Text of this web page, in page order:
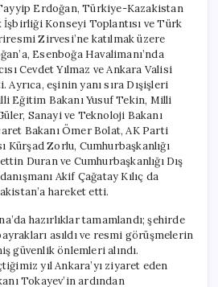
İçin
Toplandı
için
Erdoğan, Türkiye-Kazakistan
Konseyi Toplantısı ve Türk
Zirvesi’ne katılmak üzere
Esenboğa Havalimanı’nda
Cevdet Yılmaz ve Ankara Valisi
Ayrıca, eşinin yanı sıra Dışişleri
Eğitim Bakanı Yusuf Tekin, Milli
Sanayi ve Teknoloji Bakanı
Bakanı Ömer Bolat, AK Parti
Kürşad Zorlu, Cumhurbaşkanlığı
Duran ve Cumhurbaşkanlığı Dış
Akif Çağatay Kılıç da
hareket etti.
hazırlıklar tamamlandı; şehirde
asıldı ve resmi görüşmelerin
güvenlik önlemleri alındı.
yıl Ankara’yı ziyaret eden
Tokayev’in ardından